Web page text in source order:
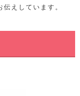
えしています。